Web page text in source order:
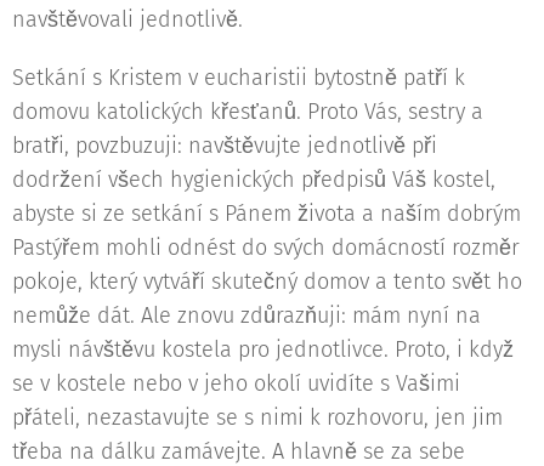
navštěvovali jednotlivě.
Setkání s Kristem v eucharistii bytostně patří k
domovu katolických křesťanů. Proto Vás, sestry a
bratři, povzbuzuji: navštěvujte jednotlivě při
dodržení všech hygienických předpisů Váš kostel,
abyste si ze setkání s Pánem života a naším dobrým
Pastýřem mohli odnést do svých domácností rozměr
pokoje, který vytváří skutečný domov a tento svět ho
nemůže dát. Ale znovu zdůrazňuji: mám nyní na
mysli návštěvu kostela pro jednotlivce. Proto, i když
se v kostele nebo v jeho okolí uvidíte s Vašimi
přáteli, nezastavujte se s nimi k rozhovoru, jen jim
třeba na dálku zamávejte. A hlavně se za sebe